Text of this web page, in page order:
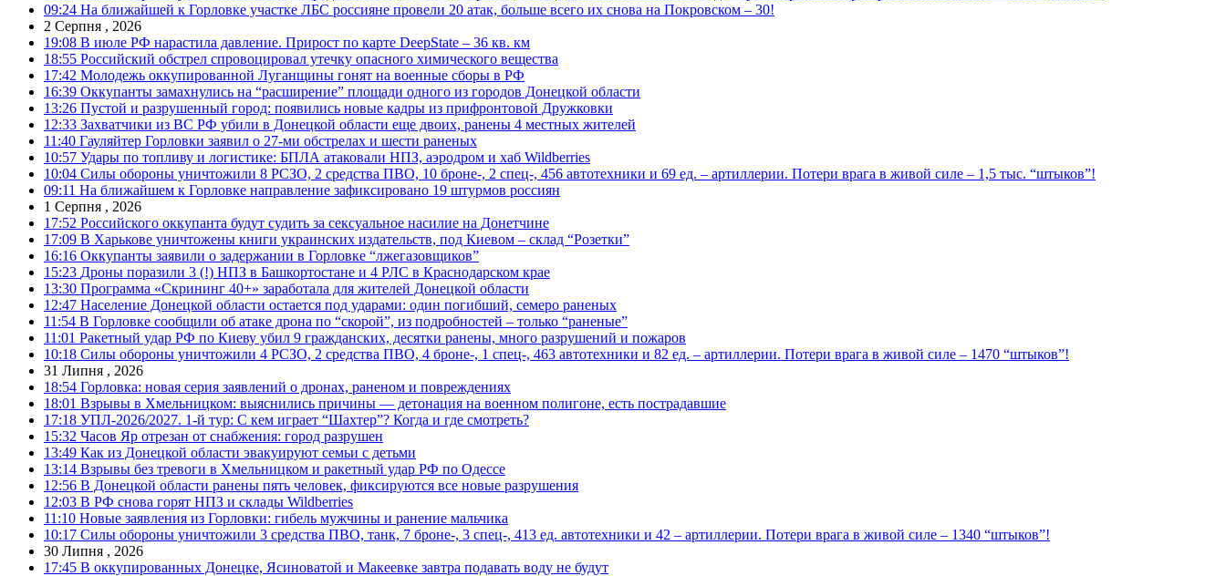
09:24 На ближайшей к Горловке участке ЛБС россияне провели 20 атак, больше всего их снова на Покровском – 30!
2 Серпня , 2026
19:08 В июле РФ нарастила давление. Прирост по карте DeepState – 36 кв. км
18:55 Российский обстрел спровоцировал утечку опасного химического вещества
17:42 Молодежь оккупированной Луганщины гонят на военные сборы в РФ
16:39 Оккупанты замахнулись на “расширение” площади одного из городов Донецкой области
13:26 Пустой и разрушенный город: появились новые кадры из прифронтовой Дружковки
12:33 Захватчики из ВС РФ убили в Донецкой области еще двоих, ранены 4 местных жителей
11:40 Гауляйтер Горловки заявил о 27-ми обстрелах и шести раненых
10:57 Удары по топливу и логистике: БПЛА атаковали НПЗ, аэродром и хаб Wildberries
10:04 Силы обороны уничтожили 8 РСЗО, 2 средства ПВО, 10 броне-, 2 спец-, 456 автотехники и 69 ед. – артиллерии. Потери врага в живой силе – 1,5 тыс. “штыков”!
09:11 На ближайшем к Горловке направление зафиксировано 19 штурмов россиян
1 Серпня , 2026
17:52 Российского оккупанта будут судить за сексуальное насилие на Донетчине
17:09 В Харькове уничтожены книги украинских издательств, под Киевом – склад “Розетки”
16:16 Оккупанты заявили о задержании в Горловке “лжегазовщиков”
15:23 Дроны поразили 3 (!) НПЗ в Башкортостане и 4 РЛС в Краснодарском крае
13:30 Программа «Скрининг 40+» заработала для жителей Донецкой области
12:47 Население Донецкой области остается под ударами: один погибший, семеро раненых
11:54 В Горловке сообщили об атаке дрона по “скорой”, из подробностей – только “раненые”
11:01 Ракетный удар РФ по Киеву убил 9 гражданских, десятки ранены, много разрушений и пожаров
10:18 Силы обороны уничтожили 4 РСЗО, 2 средства ПВО, 4 броне-, 1 спец-, 463 автотехники и 82 ед. – артиллерии. Потери врага в живой силе – 1470 “штыков”!
31 Липня , 2026
18:54 Горловка: новая серия заявлений о дронах, раненом и повреждениях
18:01 Взрывы в Хмельницком: выяснились причины — детонация на военном полигоне, есть пострадавшие
17:18 УПЛ-2026/2027. 1-й тур: С кем играет “Шахтер”? Когда и где смотреть?
15:32 Часов Яр отрезан от снабжения: город разрушен
13:49 Как из Донецкой области эвакуируют семьи с детьми
13:14 Взрывы без тревоги в Хмельницком и ракетный удар РФ по Одессе
12:56 В Донецкой области ранены пять человек, фиксируются все новые разрушения
12:03 В РФ снова горят НПЗ и склады Wildberries
11:10 Новые заявления из Горловки: гибель мужчины и ранение мальчика
10:17 Силы обороны уничтожили 3 средства ПВО, танк, 7 броне-, 3 спец-, 413 ед. автотехники и 42 – артиллерии. Потери врага в живой силе – 1340 “штыков”!
30 Липня , 2026
17:45 В оккупированных Донецке, Ясиноватой и Макеевке завтра подавать воду не будут